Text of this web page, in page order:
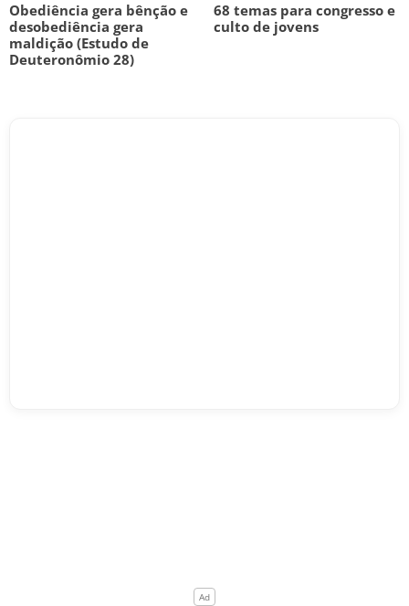
Obediência gera bênção e
desobediência gera
maldição (Estudo de
Deuteronômio 28)
68 temas para congresso e
culto de jovens